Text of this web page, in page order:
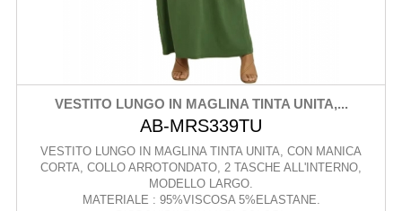
VESTITO LUNGO IN MAGLINA TINTA UNITA,...
AB-MRS339TU
VESTITO LUNGO IN MAGLINA TINTA UNITA, CON MANICA
CORTA, COLLO ARROTONDATO, 2 TASCHE ALL'INTERNO,
MODELLO LARGO.
MATERIALE : 95%VISCOSA 5%ELASTANE.